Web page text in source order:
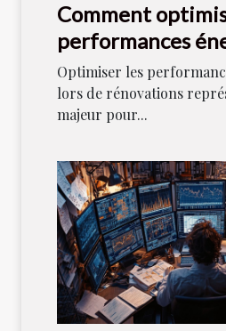
Comment
performances
lors de
Optimiser les
lors de rénovations
majeur pour...